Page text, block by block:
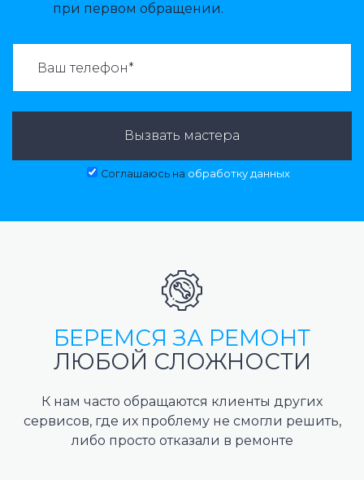
при первом обращении.
Вызвать мастера
Соглашаюсь на обработку данных
БЕРЕМСЯ ЗА РЕМОНТ
ЛЮБОЙ СЛОЖНОСТИ
К нам часто обращаются клиенты других
сервисов, где их проблему не смогли решить,
либо просто отказали в ремонте